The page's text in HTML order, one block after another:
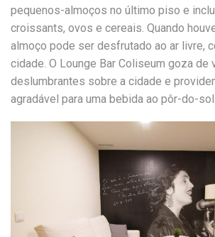
pequenos-almoços no último piso e
croissants, ovos e cereais. Quando
almoço pode ser desfrutado ao ar livre,
cidade. O Lounge Bar Coliseum goza de
deslumbrantes sobre a cidade e
agradável para uma bebida ao pôr-do-sol.